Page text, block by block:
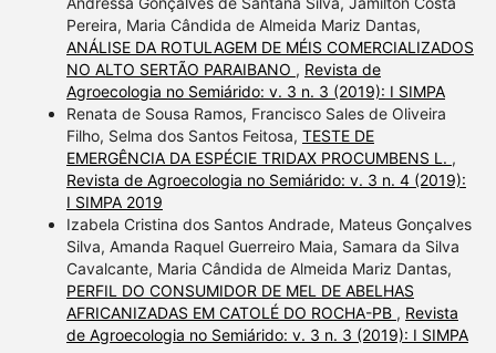
Pereira, Maria Cândida de Almeida Mariz Dantas,
ANÁLISE DA ROTULAGEM DE MÉIS COMERCIALIZADOS
NO ALTO SERTÃO PARAIBANO , Revista de
Agroecologia no Semiárido: v. 3 n. 3 (2019): I SIMPA
Renata de Sousa Ramos, Francisco Sales de Oliveira
Filho, Selma dos Santos Feitosa, TESTE DE
EMERGÊNCIA DA ESPÉCIE TRIDAX PROCUMBENS L. ,
Revista de Agroecologia no Semiárido: v. 3 n. 4 (2019):
I SIMPA 2019
Izabela Cristina dos Santos Andrade, Mateus Gonçalves
Silva, Amanda Raquel Guerreiro Maia, Samara da Silva
Cavalcante, Maria Cândida de Almeida Mariz Dantas,
PERFIL DO CONSUMIDOR DE MEL DE ABELHAS
AFRICANIZADAS EM CATOLÉ DO ROCHA-PB , Revista
de Agroecologia no Semiárido: v. 3 n. 3 (2019): I SIMPA